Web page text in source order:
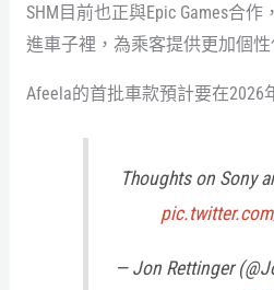
SHM目前也正與Epic Games合作
進車子裡，為乘客提供更加個性
Afeela的首批車款預計要在2026
Thoughts on Sony
— Jon Rettinger